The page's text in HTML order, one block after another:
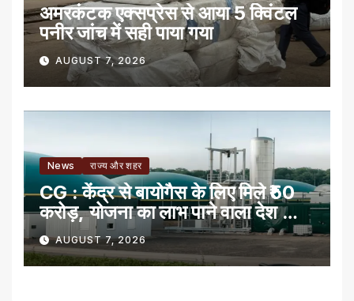
अमरकंटक एक्सप्रेस से आया 5 क्विंटल
पनीर जांच में सही पाया गया
AUGUST 7, 2026
News राज्य और शहर
CG : केंद्र से बायोगैस के लिए मिले ₹50
करोड़, योजना का लाभ पाने वाला देश का
पहला राज्य
AUGUST 7, 2026